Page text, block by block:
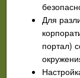
Для
портал)